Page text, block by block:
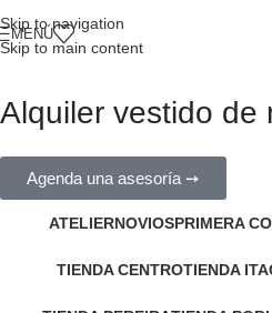
Skip to navigation
Skip to main content
MENÚ
Alquiler vestido de
Agenda una asesoría ➙
ATELIERNOVIOSPRIMERA
TIENDA CENTROTIENDA